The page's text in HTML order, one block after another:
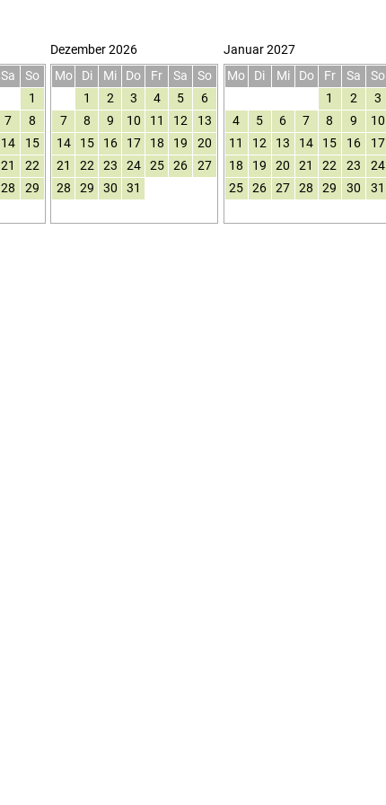
Sa
So
1
7
8
14
15
21
22
28
29
Dezember 2026
Mo
Di Mi Do Fr Sa
So
1
2 3 4 5
6
7
8 9 10 11 12
13
14
15 16 17 18 19
20
21
22 23 24 25 26
27
28
29 30 31
Januar 2027
Mo
Di Mi Do Fr Sa
So
1
2
3
4
5 6 7 8 9
10
11
12 13 14 15 16
17
18
19 20 21 22 23
24
25
26 27 28 29 30 31